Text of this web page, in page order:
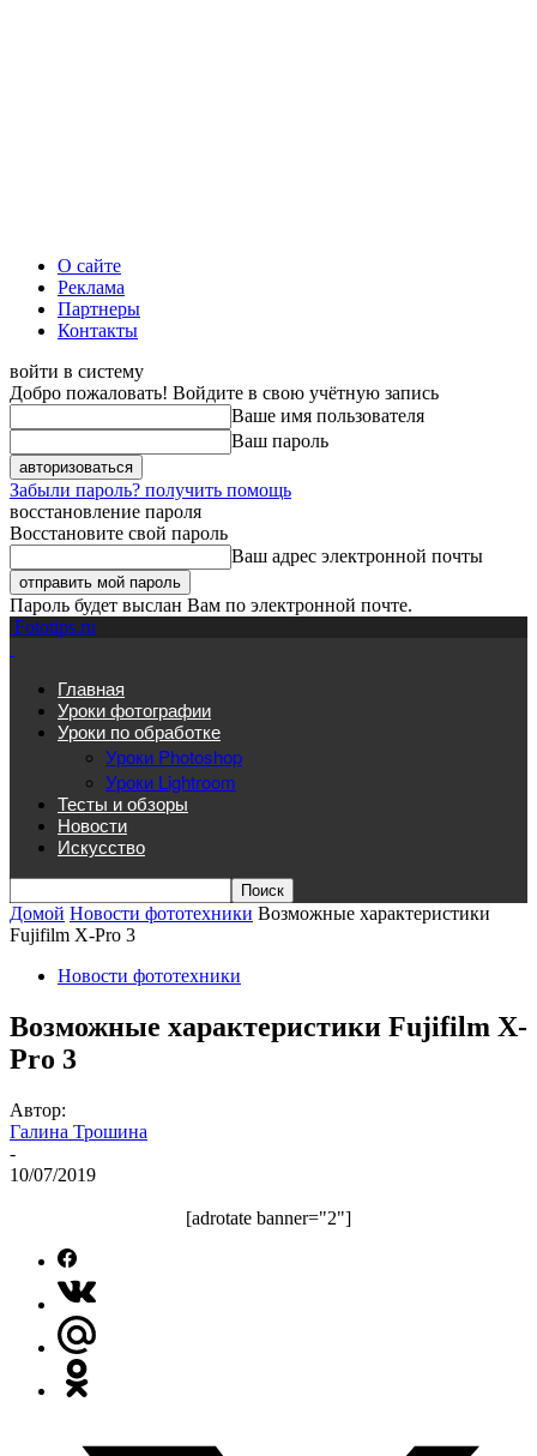
О сайте
Реклама
Партнеры
Контакты
войти в систему
Добро пожаловать! Войдите в свою учётную запись
Ваше имя пользователя
Ваш пароль
Забыли пароль? получить помощь
восстановление пароля
Восстановите свой пароль
Ваш адрес электронной почты
Пароль будет выслан Вам по электронной почте.
Fototips.ru
Главная
Уроки фотографии
Уроки по обработке
Уроки Photoshop
Уроки Lightroom
Тесты и обзоры
Новости
Искусство
Домой Новости фототехники Возможные характеристики
Fujifilm X-Pro 3
Новости фототехники
Возможные характеристики Fujifilm X-
Pro 3
Автор:
Галина Трошина
-
10/07/2019
[adrotate banner="2"]